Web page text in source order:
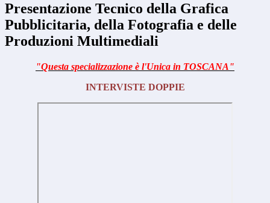
Presentazione Tecnico della Grafica
Pubblicitaria, della Fotografia e delle
Produzioni Multimediali
"Questa specializzazione è l'Unica in TOSCANA"
INTERVISTE DOPPIE